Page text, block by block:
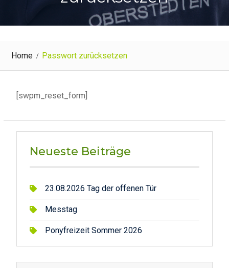
Home Passwort zurücksetzen
[swpm_reset_form]
Neueste Beiträge
23.08.2026 Tag der offenen Tür
Messtag
Ponyfreizeit Sommer 2026